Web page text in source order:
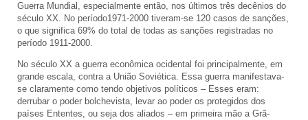
Guerra Mundial, especialmente então, nos últimos três decênios do
século XX. No período1971-2000 tiveram-se 120 casos de sanções,
o que significa 69% do total de todas as sanções registradas no
período 1911-2000.
No século XX a guerra econômica ocidental foi principalmente, em
grande escala, contra a União Soviética. Essa guerra manifestava-
se claramente como tendo objetivos políticos – Esses eram:
derrubar o poder bolchevista, levar ao poder os protegidos dos
países Ententes, ou seja dos aliados – em primeira mão a Grã-